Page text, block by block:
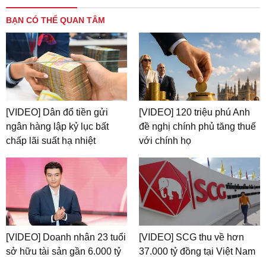
BẠN CÓ THỂ QUAN TÂM
[VIDEO] Dân đổ tiền gửi
ngân hàng lập kỷ lục bất
chấp lãi suất hạ nhiệt
[VIDEO] 120 triệu phú Anh
đề nghị chính phủ tăng thuế
với chính họ
[VIDEO] Doanh nhân 23 tuổi
sở hữu tài sản gần 6.000 tỷ
[VIDEO] SCG thu về hơn
37.000 tỷ đồng tại Việt Nam